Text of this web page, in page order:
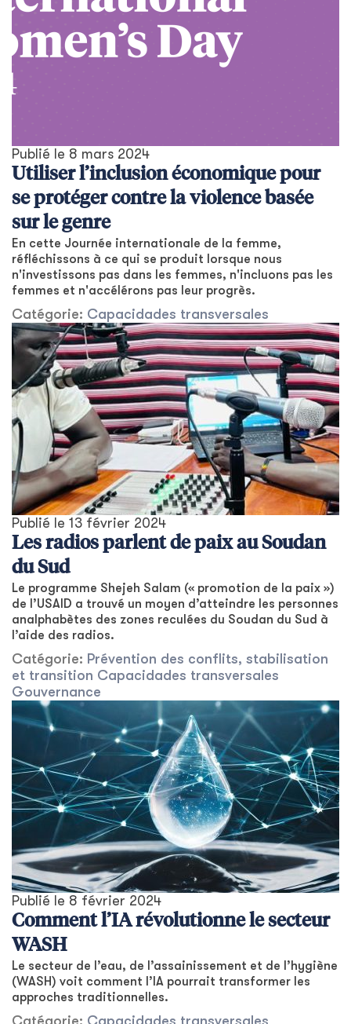
Publié le 8 mars 2024
Utiliser l’inclusion économique pour
se protéger contre la violence basée
sur le genre
En cette Journée internationale de la femme,
réfléchissons à ce qui se produit lorsque nous
n'investissons pas dans les femmes, n'incluons pas les
femmes et n'accélérons pas leur progrès.
Catégorie: Capacidades transversales
Publié le 13 février 2024
Les radios parlent de paix au Soudan
du Sud
Le programme Shejeh Salam (« promotion de la paix »)
de l’USAID a trouvé un moyen d’atteindre les personnes
analphabètes des zones reculées du Soudan du Sud à
l’aide des radios.
Catégorie: Prévention des conflits, stabilisation
et transition Capacidades transversales
Gouvernance
Publié le 8 février 2024
Comment l’IA révolutionne le secteur
WASH
Le secteur de l’eau, de l’assainissement et de l’hygiène
(WASH) voit comment l’IA pourrait transformer les
approches traditionnelles.
Catégorie: Capacidades transversales